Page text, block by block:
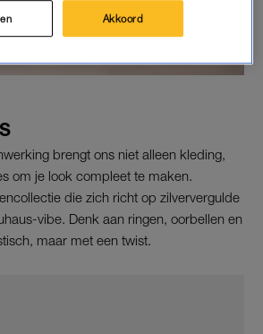
brengt ons niet alleen kleding,
om je look compleet te maken.
die zich richt op zilververgulde
vibe. Denk aan ringen, oorbellen en
maar met een twist.
Akkoord